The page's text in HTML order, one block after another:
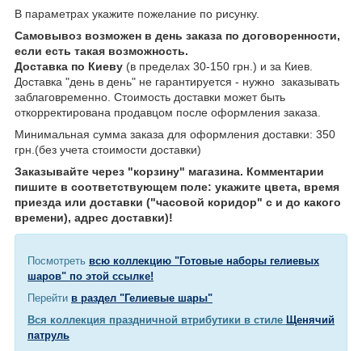
В параметрах укажите пожелание по рисунку.
Самовывоз возможен в день заказа по договоренности,
если есть такая возможность.
Доставка по Киеву (в пределах 30-150 грн.) и за Киев.
Доставка "день в день" не гарантируется - нужно заказывать
заблаговременно. Стоимость доставки может быть
откорректирована продавцом после оформления заказа.
Минимальная сумма заказа для оформления доставки: 350
грн.(без учета стоимости доставки)
Заказывайте через "корзину" магазина. Комментарии
пишите в соответствующем поле: укажите цвета, время
приезда или доставки ("часовой коридор" с и до какого
времени), адрес доставки)!
Посмотреть всю коллекцию "Готовые наборы гелиевых
шаров" по этой ссылке!
Перейти в раздел "Гелиевые шары"
Вся коллекция праздничной втрибутики в стиле Щенячий
патруль